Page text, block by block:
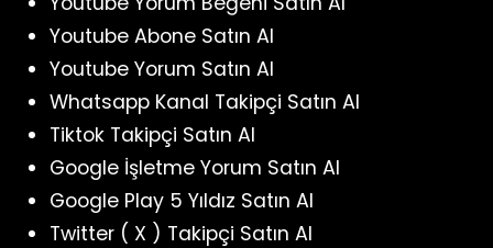
Youtube Abone Satın Al
Youtube Yorum Satın Al
Whatsapp Kanal Takipçi Satın Al
Tiktok Takipçi Satın Al
Google İşletme Yorum Satın Al
Google Play 5 Yıldız Satın Al
Twitter ( X ) Takipçi Satın Al